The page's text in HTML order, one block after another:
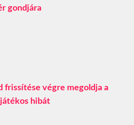
gondjára
frissítése végre megoldja a
hibát